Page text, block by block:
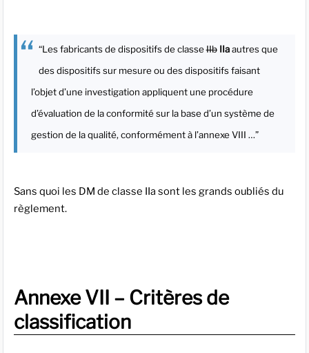
“Les fabricants de dispositifs de classeIIb IIaautres que
des dispositifs sur mesure ou des dispositifs faisant
l’objet d’une investigation appliquent une procédure
d’évaluation de la conformité sur la base d’un système de
gestion de la qualité, conformément à l’annexe VIII …”
Sans quoi les DM de classe IIa sont les grands oubliés du
règlement.
Annexe VII – Critères de
classification